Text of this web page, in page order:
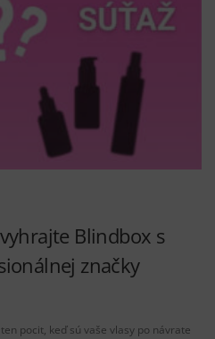
Blindbox s
značky
pocit, keď sú vaše vlasy po návrate